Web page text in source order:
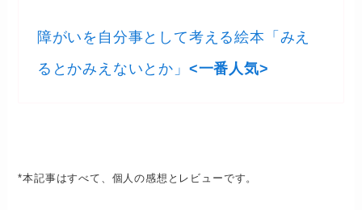
障がいを自分事として考える絵本「みえ
るとかみえないとか」 <一番人気>
*本記事はすべて、個人の感想とレビューです。